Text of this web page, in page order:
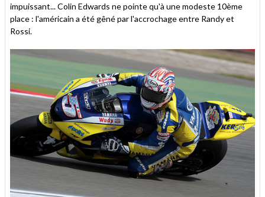
impuissant... Colin Edwards ne pointe qu'à une modeste 10ème
place : l'américain a été gêné par l'accrochage entre Randy et
Rossi.